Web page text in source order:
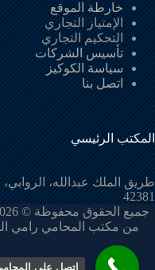
خارطة الموقع
الإمتياز التجاري
التحكيم التجاري
تأسيس الشركات
سياسة الكوكيز
اتصل بنا
المكتب الرئيسي
طريق الملك عبدالله، الروابي،
42381
من مكتب المحامي رامي
اتصل على